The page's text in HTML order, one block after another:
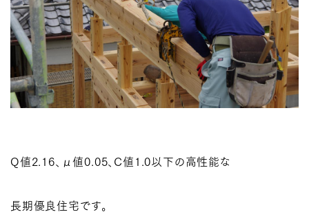
Q値2.16、μ値0.05、C値1.0以下の高性能な
長期優良住宅です。